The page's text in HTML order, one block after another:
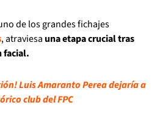
de los grandes fichajes
, atraviesa una etapa crucial tras
facial.
Luis Amaranto Perea dejaría a
club del FPC